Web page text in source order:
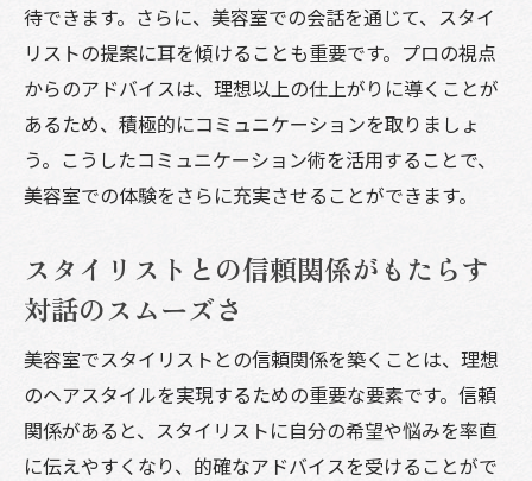
待できます。さらに、美容室での会話を通じて、スタイ
リストの提案に耳を傾けることも重要です。プロの視点
からのアドバイスは、理想以上の仕上がりに導くことが
あるため、積極的にコミュニケーションを取りましょ
う。こうしたコミュニケーション術を活用することで、
美容室での体験をさらに充実させることができます。
スタイリストとの信頼関係がもたらす
対話のスムーズさ
美容室でスタイリストとの信頼関係を築くことは、理想
のヘアスタイルを実現するための重要な要素です。信頼
関係があると、スタイリストに自分の希望や悩みを率直
に伝えやすくなり、的確なアドバイスを受けることがで